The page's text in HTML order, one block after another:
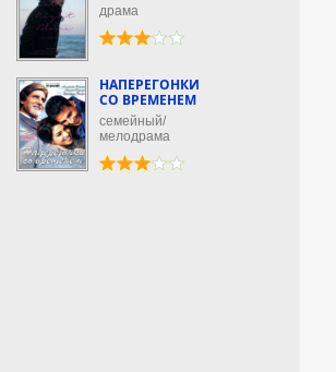
драма
НАПЕРЕГОНКИ
СО ВРЕМЕНЕМ
семейный/
мелодрама